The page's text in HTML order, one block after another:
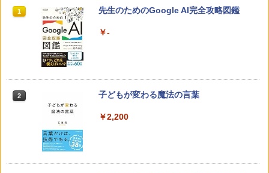
1 先生のためのGoogle AI完全攻略図鑑
￥-
2 子どもが変わる魔法の言葉
￥2,200